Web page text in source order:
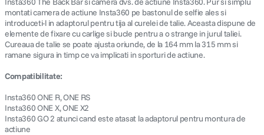
montati camera de actiune Insta360 pe bastonul de selfie ales si
introduceti-l in adaptorul pentru tija al curelei de talie. Aceasta dispune de
elemente de fixare cu carlige si bucle pentru a o strange in jurul taliei.
Cureaua de talie se poate ajusta oriunde, de la 164 mm la 315 mm si
ramane sigura in timp ce va implicati in sporturi de actiune.
Compatibilitate:
Insta360 ONE R, ONE RS
Insta360 ONE X, ONE X2
Insta360 GO 2 atunci cand este atasat la adaptorul pentru montura de
actiune